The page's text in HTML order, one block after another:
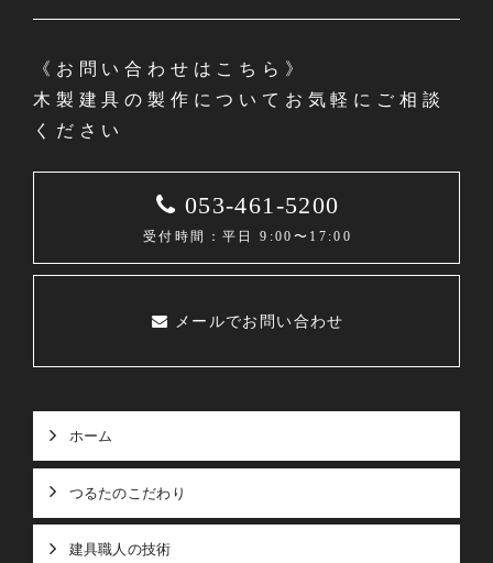
《お問い合わせはこちら》
木製建具の製作についてお気軽にご相談
ください
053-461-5200
受付時間：平日 9:00〜17:00
メールでお問い合わせ
ホーム
つるたのこだわり
建具職人の技術